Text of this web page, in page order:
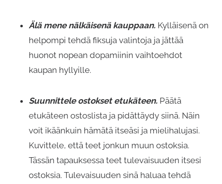
Älä mene nälkäisenä kauppaan. Kylläisenä on
helpompi tehdä fiksuja valintoja ja jättää
huonot nopean dopamiinin vaihtoehdot
kaupan hyllyille.
Suunnittele ostokset etukäteen. Päätä
etukäteen ostoslista ja pidättäydy siinä. Näin
voit ikäänkuin hämätä itseäsi ja mielihalujasi.
Kuvittele, että teet jonkun muun ostoksia.
Tässän tapauksessa teet tulevaisuuden itsesi
ostoksia. Tulevaisuuden sinä haluaa tehdä